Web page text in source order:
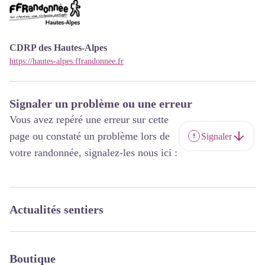
CDRP des Hautes-Alpes
https://hautes-alpes.ffrandonnee.fr
Signaler un problème ou une erreur
Vous avez repéré une erreur sur cette
page ou constaté un problème lors de
votre randonnée, signalez-les nous ici :
Signaler
Actualités sentiers
Boutique